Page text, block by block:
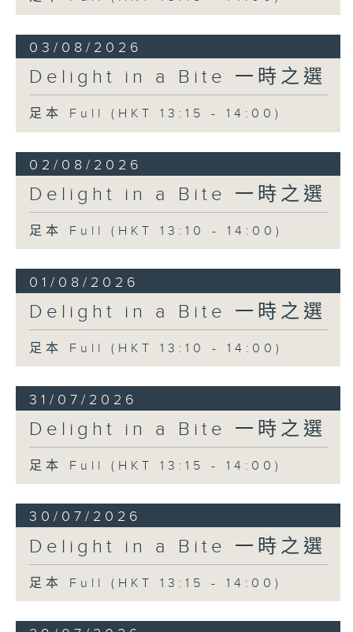
03/08/2026
Delight in a Bite 一時之選
足本 Full (HKT 13:15 - 14:00)
02/08/2026
Delight in a Bite 一時之選
足本 Full (HKT 13:10 - 14:00)
01/08/2026
Delight in a Bite 一時之選
足本 Full (HKT 13:10 - 14:00)
31/07/2026
Delight in a Bite 一時之選
足本 Full (HKT 13:15 - 14:00)
30/07/2026
Delight in a Bite 一時之選
足本 Full (HKT 13:15 - 14:00)